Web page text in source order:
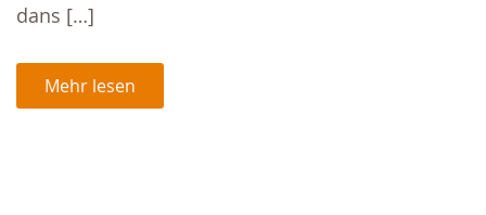
dans […]
Mehr lesen